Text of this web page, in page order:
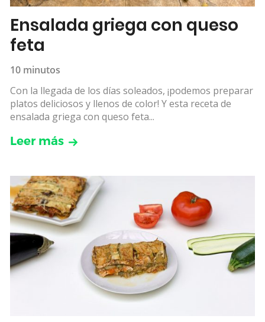
Ensalada griega con queso
feta
10 minutos
Con la llegada de los días soleados, ¡podemos preparar
platos deliciosos y llenos de color! Y esta receta de
ensalada griega con queso feta...
Leer más